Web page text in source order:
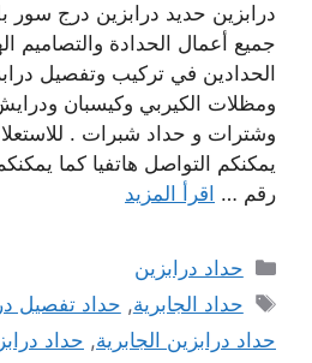
درابزين حديد درابزين درج سور
جميع أعمال الحدادة والتصاميم
الحدادين في تركيب وتفصيل
ومظلات الكيربي وكيسبان
وشترات و حداد شبرات .
يمكنكم التواصل هاتفيا كما
رقم … اقرأ المزيد
التصنيفات
حداد درابزين
الوسوم
حداد الجابرية, حداد تفصيل
حداد درابزين الجابرية, حداد